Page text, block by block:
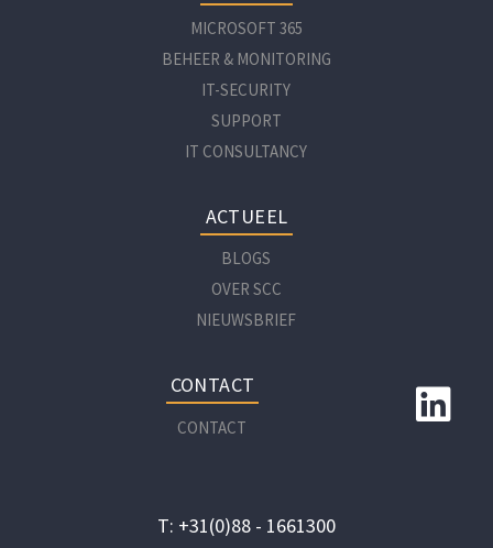
MICROSOFT 365
BEHEER & MONITORING
IT-SECURITY
SUPPORT
IT CONSULTANCY
ACTUEEL
BLOGS
OVER SCC
NIEUWSBRIEF
CONTACT
CONTACT
T: +31(0)88 - 1661300